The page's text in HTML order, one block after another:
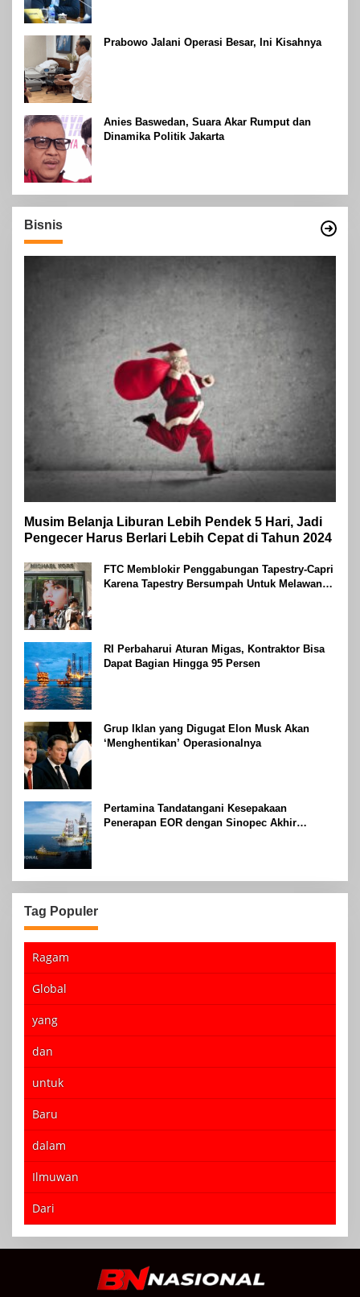
Prabowo Jalani Operasi Besar, Ini Kisahnya
Anies Baswedan, Suara Akar Rumput dan
Dinamika Politik Jakarta
Bisnis
Musim Belanja Liburan Lebih Pendek 5 Hari, Jadi
Pengecer Harus Berlari Lebih Cepat di Tahun 2024
FTC Memblokir Penggabungan Tapestry-Capri
Karena Tapestry Bersumpah Untuk Melawan
RI Perbaharui Aturan Migas, Kontraktor Bisa
Dapat Bagian Hingga 95 Persen
Grup Iklan yang Digugat Elon Musk Akan
‘Menghentikan’ Operasionalnya
Pertamina Tandatangani Kesepakaan
Penerapan EOR dengan Sinopec Akhir
Tag Populer
Ragam
Global
yang
dan
untuk
Baru
dalam
Ilmuwan
Dari